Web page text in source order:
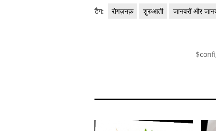
टैग: रोगज़नक़ शुरुआती जानवरों और